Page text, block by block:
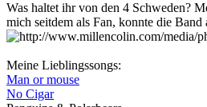
Was haltet ihr von den 4 Schweden?
mich seitdem als Fan, konnte die
Meine Lieblingssongs:
Man or mouse
No Cigar